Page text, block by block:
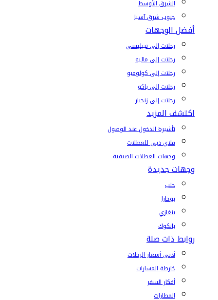
الشرق الأوسط
جنوب شرق آسيا
أفضل الوجهات
رحلات إلى تبيليسي
رحلات إلى ماليه
رحلات إلى كولومبو
رحلات إلى باكو
رحلات إلى زنجبار
اكتشف المزيد
تأشيرة الدخول عند الوصول
فلاي دبي للعطلات
وجهات العطلات الصيفية
وجهات جديدة
حلب
بوخارا
بنغازي
بانكوك
روابط ذات صلة
أدنى أسعار الرحلات
خارطة المسارات
أفكار السفر
المطارات